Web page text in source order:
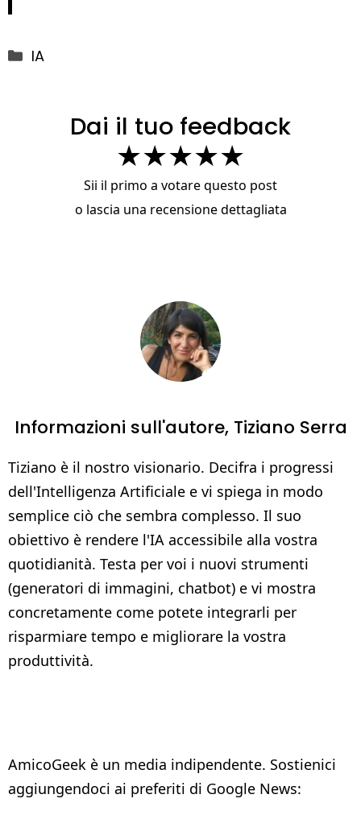
Categorie
IA
Dai il tuo feedback
★★★★★
Sii il primo a votare questo post
o lascia una recensione dettagliata
Informazioni sull'autore, Tiziano Serra
Tiziano è il nostro visionario. Decifra i progressi
dell'Intelligenza Artificiale e vi spiega in modo
semplice ciò che sembra complesso. Il suo
obiettivo è rendere l'IA accessibile alla vostra
quotidianità. Testa per voi i nuovi strumenti
(generatori di immagini, chatbot) e vi mostra
concretamente come potete integrarli per
risparmiare tempo e migliorare la vostra
produttività.
AmicoGeek è un media indipendente. Sostienici
aggiungendoci ai preferiti di Google News: